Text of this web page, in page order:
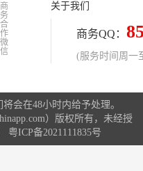
商
务
合
作
微
信
关于我们
商务QQ：
(服务时间周一
会在48小时内给予处理。
）版权所有，未经授
粤ICP备2021111835号